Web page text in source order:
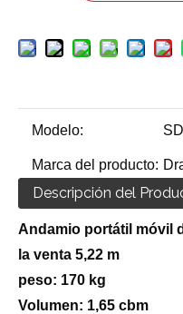
Modelo:
Marca del producto:
Descripción del
Andamio portátil móvil
la venta 5,22 m
peso: 170 kg
Volumen: 1,65 cbm